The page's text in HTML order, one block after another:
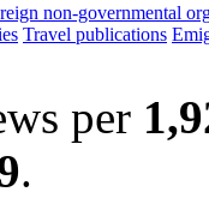
non-governmental
Travel publications
per
.